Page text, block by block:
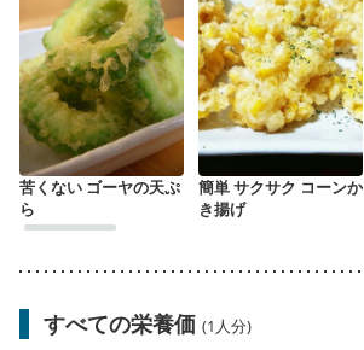
苦くない ゴーヤの天ぷ
ら
簡単 サクサク コーンか
き揚げ
すべての栄養価 (1人分)